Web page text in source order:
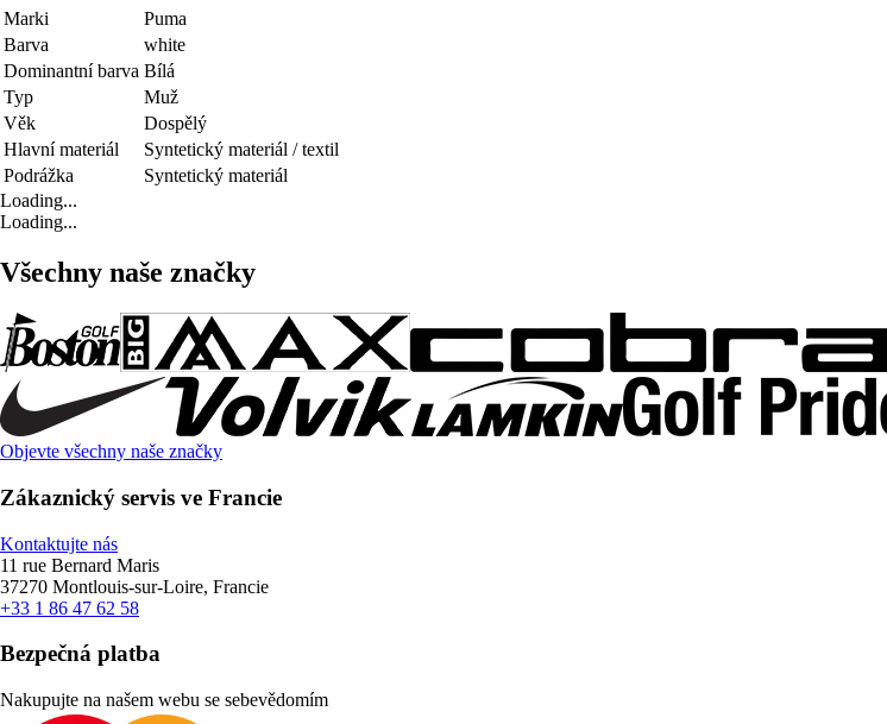
Marki
Puma
Barva
white
Dominantní barva Bílá
Typ
Muž
Věk
Dospělý
Hlavní materiál
Syntetický materiál / textil
Podrážka
Syntetický materiál
Loading...
Loading...
Všechny naše značky
Objevte všechny naše značky
Zákaznický servis ve Francie
Kontaktujte nás
11 rue Bernard Maris
37270 Montlouis-sur-Loire, Francie
+33 1 86 47 62 58
Bezpečná platba
Nakupujte na našem webu se sebevědomím